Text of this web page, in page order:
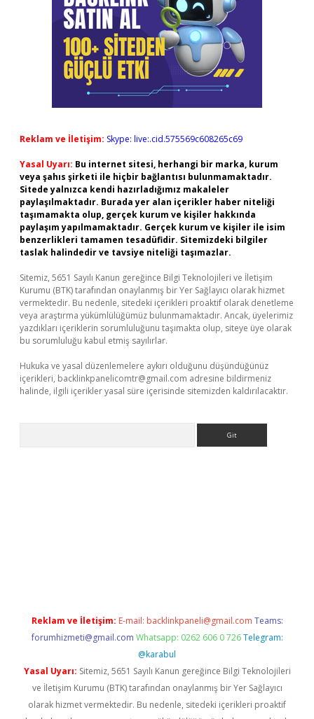
Reklam ve İletişim: Skype: live:.cid.575569c608265c69
Yasal Uyarı: Bu internet sitesi, herhangi bir marka, kurum
veya şahıs şirketi ile hiçbir bağlantısı bulunmamaktadır.
Sitede yalnızca kendi hazırladığımız makaleler
paylaşılmaktadır. Burada yer alan içerikler haber niteliği
taşımamakta olup, gerçek kurum ve kişiler hakkında
paylaşım yapılmamaktadır. Gerçek kurum ve kişiler ile isim
benzerlikleri tamamen tesadüfidir. Sitemizdeki bilgiler
taslak halindedir ve tavsiye niteliği taşımazlar.
Sitemiz, 5651 Sayılı Kanun gereğince Bilgi Teknolojileri ve İletişim
Kurumu (BTK) tarafından onaylanmış bir Yer Sağlayıcı olarak hizmet
vermektedir. Bu nedenle, sitedeki içerikleri proaktif olarak denetleme
veya araştırma yükümlülüğümüz bulunmamaktadır. Ancak, üyelerimiz
yazdıkları içeriklerin sorumluluğunu taşımakta olup, siteye üye olarak
bu sorumluluğu kabul etmiş sayılırlar.
Hukuka ve yasal düzenlemelere aykırı olduğunu düşündüğünüz
içerikleri, backlinkpanelicomtr@gmail.com adresine bildirmeniz
halinde, ilgili içerikler yasal süre içerisinde sitemizden kaldırılacaktır.
Reklam ve İletişim: E-mail: backlinkpaneli@gmail.com Teams:
forumhizmeti@gmail.com Whatsapp: 0262 606 0 726 Telegram:
@karabul
Yasal Uyarı: Sitemiz, 5651 Sayılı Kanun gereğince Bilgi Teknolojileri
ve İletişim Kurumu (BTK) tarafından onaylanmış bir Yer Sağlayıcı
olarak hizmet vermektedir. Bu nedenle, sitedeki içerikleri proaktif